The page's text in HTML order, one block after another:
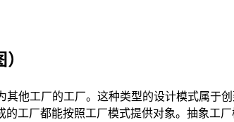
他工厂的工厂。这种类型的设计模式属于
工厂都能按照工厂模式提供对象。抽象工